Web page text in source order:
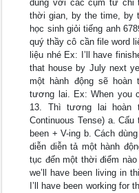
dùng với các cụm từ chỉ
thời gian, by the time, by
học sinh giỏi tiếng anh
quý thầy cô cần file word
liệu nhé Ex: I’ll have
that house by July next
một hành động sẽ hoàn
tương lai. Ex: When you
13. Thì tương lai hoàn
Continuous Tense) a.
been + V-ing b. Cách
diễn diễn tả một hành
tục đến một thời điểm
we’ll have been living in
I’ll have been working for